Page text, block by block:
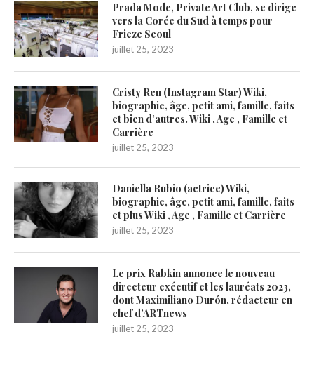
Prada Mode, Private Art Club, se dirige
vers la Corée du Sud à temps pour
Frieze Seoul
juillet 25, 2023
Cristy Ren (Instagram Star) Wiki,
biographie, âge, petit ami, famille, faits
et bien d’autres. Wiki , Age , Famille et
Carrière
juillet 25, 2023
Daniella Rubio (actrice) Wiki,
biographie, âge, petit ami, famille, faits
et plus Wiki , Age , Famille et Carrière
juillet 25, 2023
Le prix Rabkin annonce le nouveau
directeur exécutif et les lauréats 2023,
dont Maximiliano Durón, rédacteur en
chef d’ARTnews
juillet 25, 2023